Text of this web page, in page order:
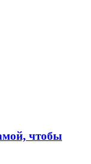
чтобы